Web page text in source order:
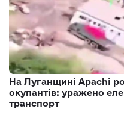
На Луганщині Apachi
окупантів: уражено
транспорт